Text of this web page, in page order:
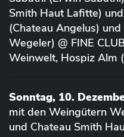
Smith Haut Lafitte)
(Chateau Angelus)
Wegeler) @ FINE
Weinwelt, Hospiz Alm
Sonntag, 10.
mit den Weingütern
und Chateau Smith